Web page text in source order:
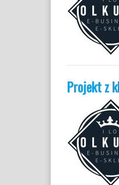
Projekt z